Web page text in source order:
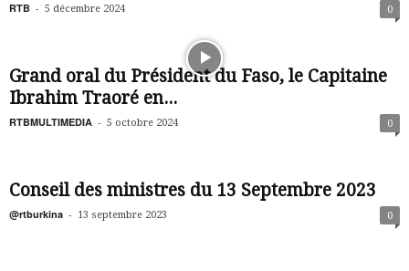
RTB - 5 décembre 2024 0
Grand oral du Président du Faso, le Capitaine
Ibrahim Traoré en...
RTBMULTIMEDIA - 5 octobre 2024 0
Conseil des ministres du 13 Septembre 2023
@rtburkina - 13 septembre 2023 0